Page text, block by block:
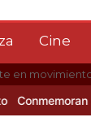
Cine
en
el